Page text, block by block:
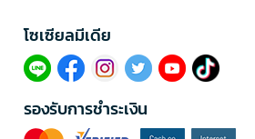
โซเซียลมีเดีย​
รองรับการชำระเงิน